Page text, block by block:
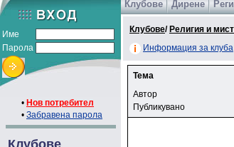
Име
Парола
• Нов потребител
• Забравена парола
Клубове
Клубове Дирене
Клубове/ Религия и
Информация за клуба
Тема
Автор
Публикувано